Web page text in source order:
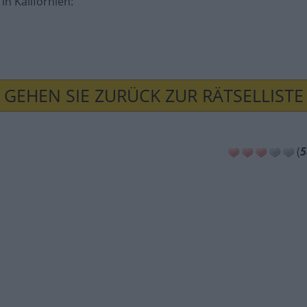
GEHEN SIE ZURÜCK ZUR RÄTSELLISTE
(